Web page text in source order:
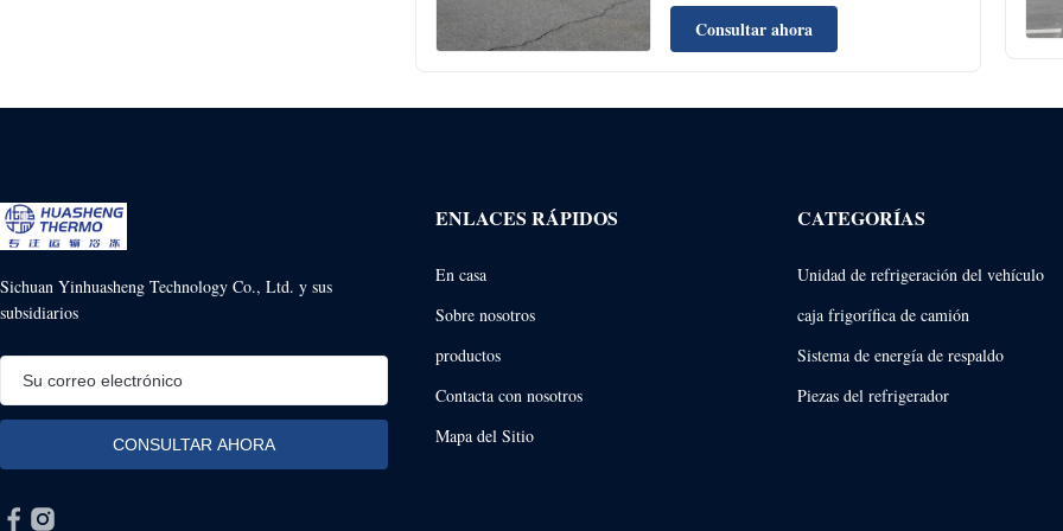
necesidades con control de temperatura
confiable.
Consultar ahora
Sichuan Yinhuasheng Technology Co., Ltd. y sus
subsidiarios
ENLACES RÁPIDOS
En casa
Sobre nosotros
productos
Contacta con nosotros
Mapa del Sitio
CATEGORÍAS
Unidad de refrigeración del vehículo
caja frigorífica de camión
Sistema de energía de respaldo
Piezas del refrigerador